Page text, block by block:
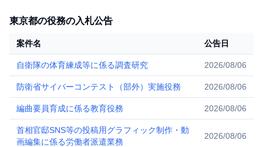
東京都の役務の入札公告
案件名 公告日
自衛隊の体育練成等に係る調査研究 2026/08/06
防衛省サイバーコンテスト（部外）実施役務 2026/08/06
編曲要員育成に係る教育役務 2026/08/06
首相官邸SNS等の投稿用グラフィック制作・動
画編集に係る労働者派遣業務
2026/08/06